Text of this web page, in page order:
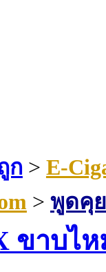
ก > E-
> พูดคุ
ขาบไ